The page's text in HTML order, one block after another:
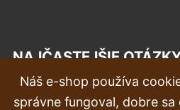
NAJČASTEJŠIE
Reklamácia
Náš e-shop používa
správne fungoval, dobre